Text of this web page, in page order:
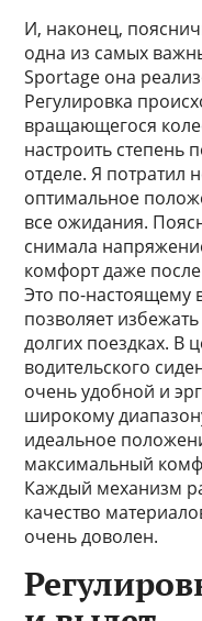
И, наконец,
одна из самых
Sportage она
Регулировка
вращающегося
настроить степень
отделе. Я потратил
оптимальное
все ожидания.
снимала
комфорт даже
Это по-настоящему
позволяет
долгих поездках. В
водительского
очень удобной и
широкому
идеальное
максимальный
Каждый механизм
качество
очень доволен.